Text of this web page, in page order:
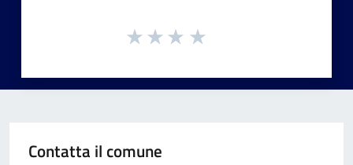
Contatta il comune